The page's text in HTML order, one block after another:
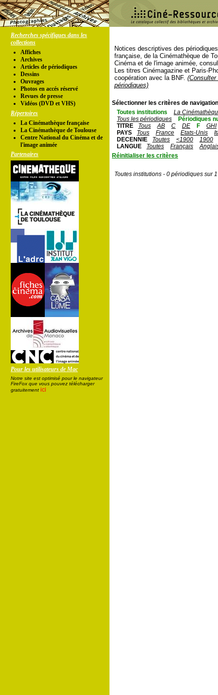
Recherches spécifiques dans les
collections
Affiches
Archives
Articles de périodiques
Dessins
Ouvrages
Photos en accés réservé
Revues de presse
Vidéos (DVD et VHS)
Répertoires
La Cinémathèque française
La Cinémathèque de Toulouse
Centre National du Cinéma et de
l'image animée
Partenaires
Pour les utilisateurs de Mac
Notre site est optimisé pour le navigateur
FireFox que vous pouvez télécharger
gratuitement ici
Notices descriptives des
française, de la Cinémathèque de
Cinéma et de l'image animée,
Les titres Cinémagazine et Paris-
coopération avec la BNF.
périodiques)
Sélectionner les critères de
Toutes institutions
La
Tous les périodiques
Périodiques
TITRE
Tous AB C DE F
GHI
PAYS
Tous France Etats-Unis
DECENNIE
Toutes <1900
1900
LANGUE
Toutes Français
Réinitialiser les critères
Toutes institutions - 0 périodiques sur